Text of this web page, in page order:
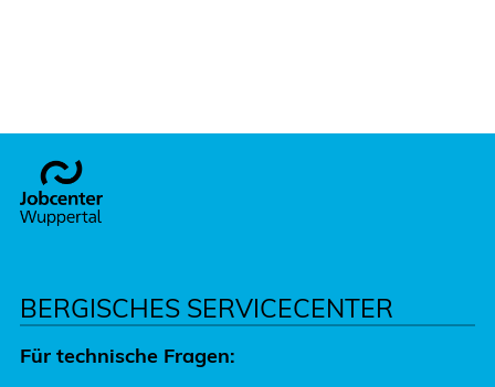
Footer
BERGISCHES SERVICECENTER
Für technische Fragen: